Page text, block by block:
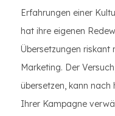
Erfahrungen einer
hat ihre eigenen
Übersetzungen riskant
Marketing. Der
übersetzen, kann nach
Ihrer Kampagne